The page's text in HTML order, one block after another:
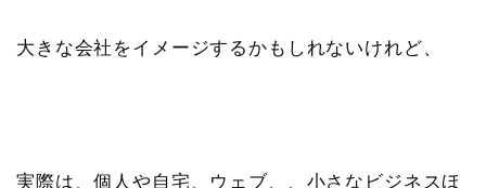
大きな会社をイメージするかもしれないけれど、
実際は、個人や自宅、ウェブ、、小さなビジネスほ